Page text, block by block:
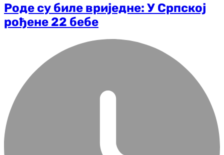
Роде су биле вриједне: У Српској
рођене 22 бебе